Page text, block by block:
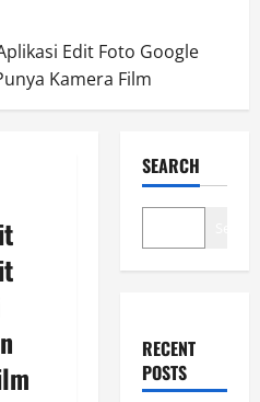
Edit Foto Google
Kamera Film
SEARCH
RECENT
POSTS